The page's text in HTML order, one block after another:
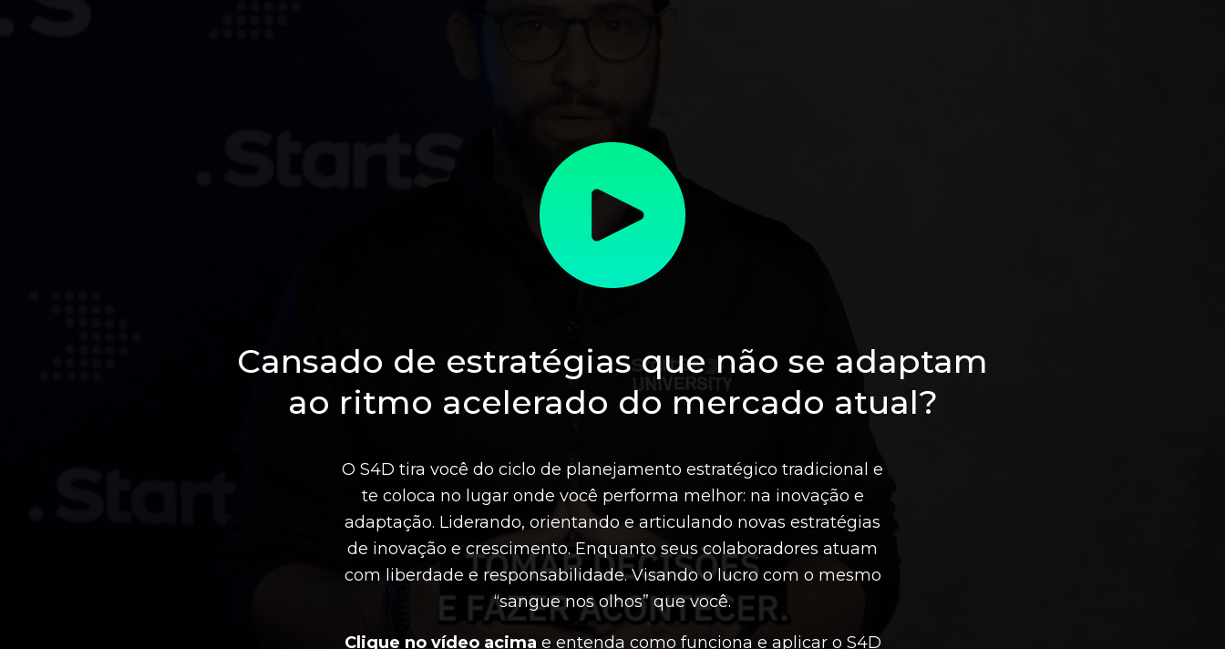
Cansado de estratégias que não se adaptam
ao ritmo acelerado do mercado atual?
O S4D tira você do ciclo de planejamento estratégico tradicional e
te coloca no lugar onde você performa melhor: na inovação e
adaptação. Liderando, orientando e articulando novas estratégias
de inovação e crescimento. Enquanto seus colaboradores atuam
com liberdade e responsabilidade. Visando o lucro com o mesmo
“sangue nos olhos” que você.
Clique no vídeo acima e entenda como funciona e aplicar o S4D